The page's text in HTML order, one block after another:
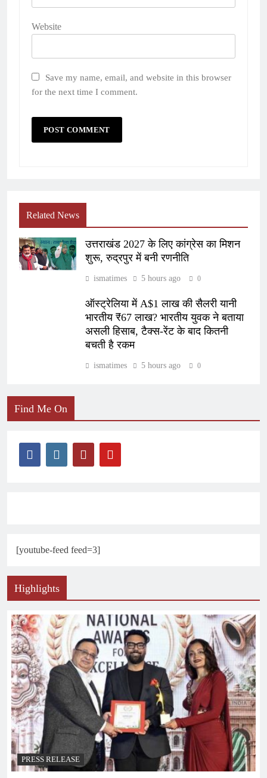
Website
Save my name, email, and website in this browser
for the next time I comment.
Related News
उत्तराखंड 2027 के लिए कांग्रेस का मिशन
शुरू, रुद्रपुर में बनी रणनीति
ismatimes 5 hours ago 0
ऑस्ट्रेलिया में A$1 लाख की सैलरी यानी
भारतीय ₹67 लाख? भारतीय युवक ने बताया
असली हिसाब, टैक्स-रेंट के बाद कितनी
बचती है रकम
ismatimes 5 hours ago 0
Find Me On
[youtube-feed feed=3]
Highlights
PRESS RELEASE